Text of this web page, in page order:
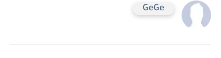
GeGe